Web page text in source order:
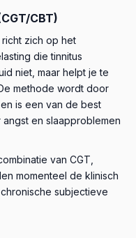
CBT)
zich op het
die tinnitus
niet, maar helpt je te
methode wordt door
is een van de best
en slaapproblemen
van CGT,
momenteel de klinisch
subjectieve